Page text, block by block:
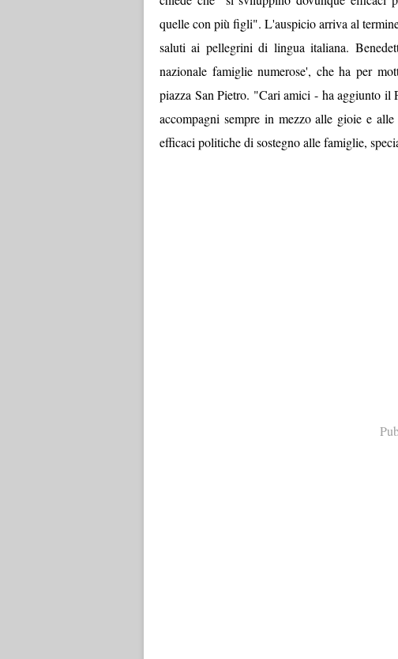
quelle con più figli". L'auspicio arriva al
saluti ai pellegrini di lingua italiana.
nazionale famiglie numerose', che ha per
piazza San Pietro. "Cari amici - ha aggiunto il
accompagni sempre in mezzo alle gioie e
efficaci politiche di sostegno alle famiglie,